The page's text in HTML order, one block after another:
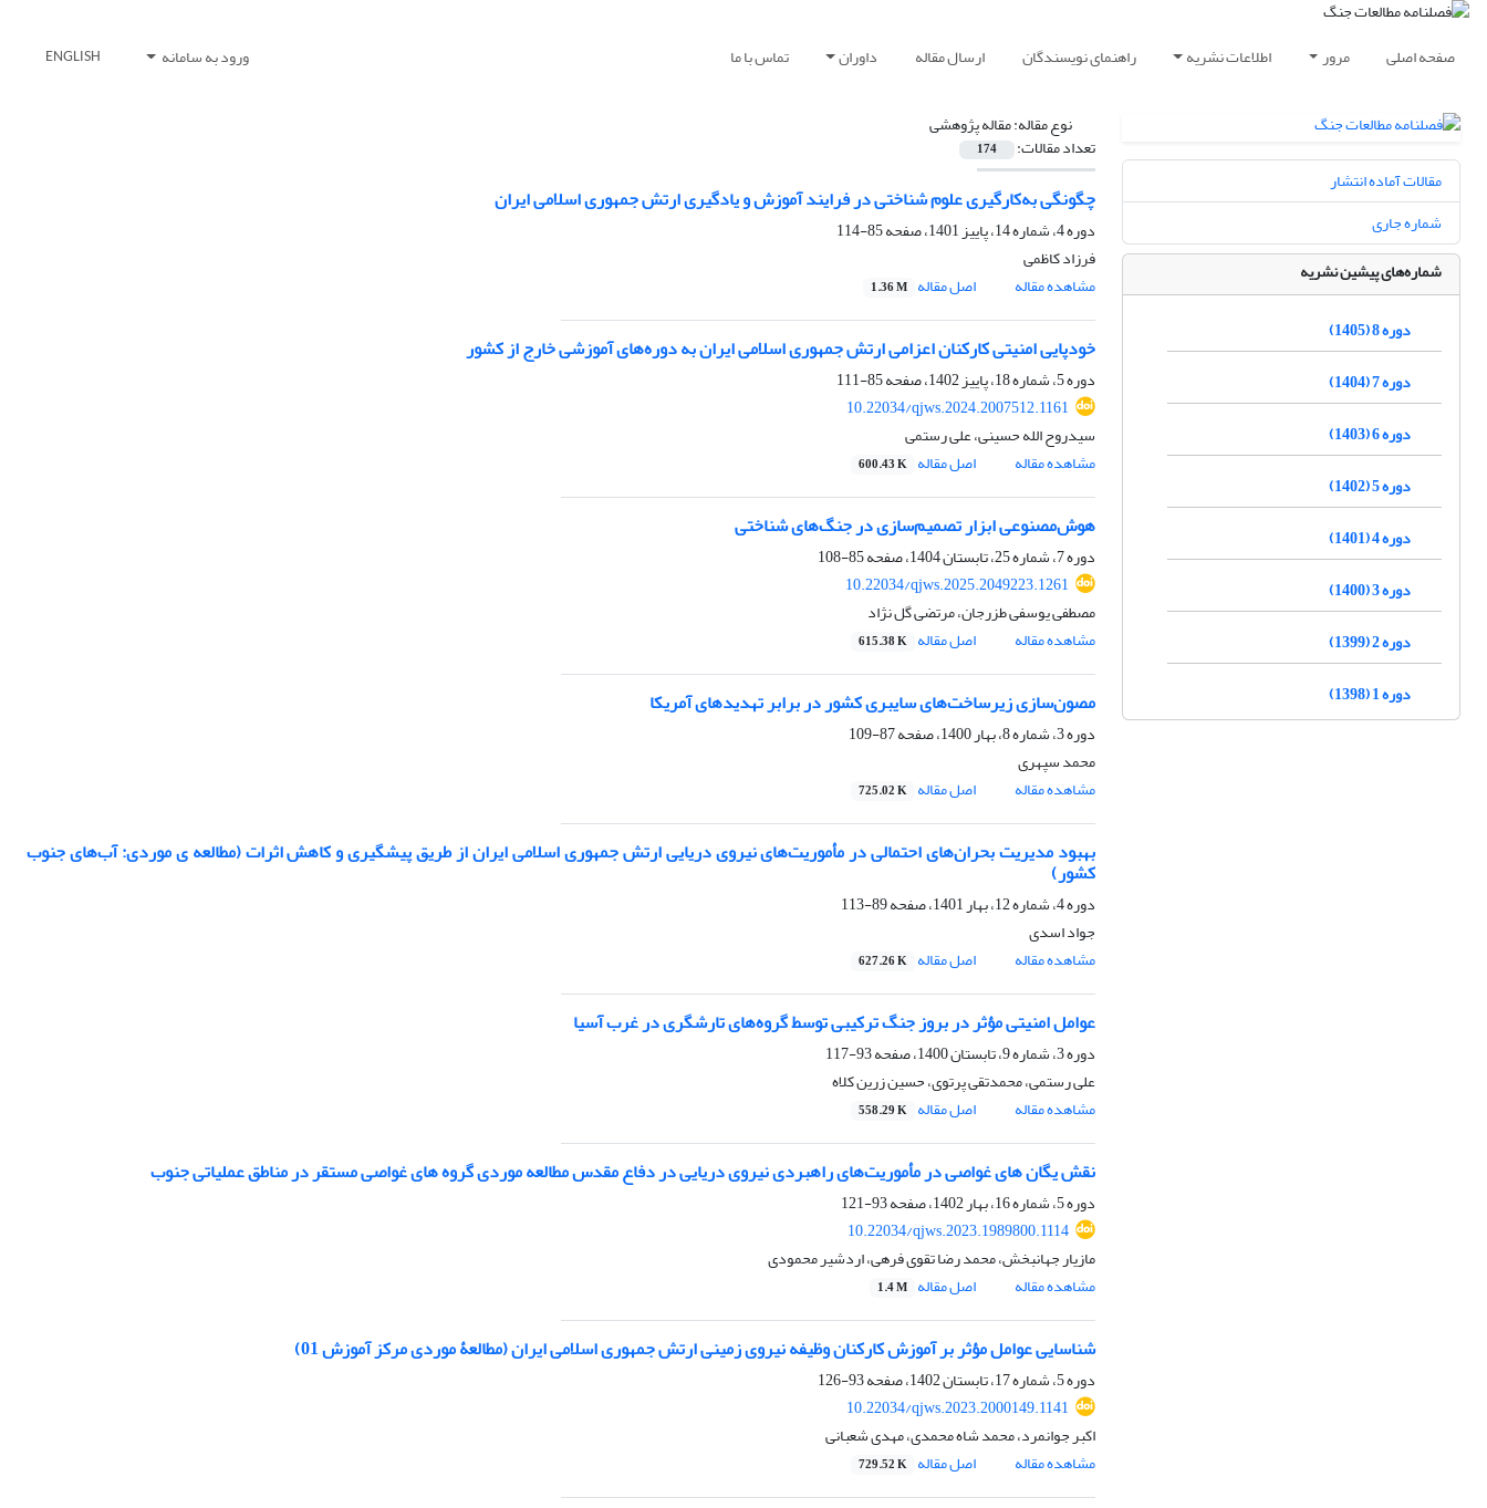
صفحه اصلی مرور اطلاعات نشریه راهنمای نویسندگان ارسال مقاله داوران تماس با ما ورود به سامانه ENGLISH
نوع مقاله:مقاله پژوهشی
تعداد مقالات: 174
چگونگی به‌کارگیری علوم شناختی در فرایند آموزش و یادگیری ارتش جمهوری اسلامی ایران
دوره 4، شماره 14، پاییز 1401، صفحه
85-114
فرزاد کاظمی
مشاهده مقاله
اصل مقاله 1.36 M
خودپایی امنیتی کارکنان اعزامی ارتش جمهوری اسلامی ایران به دوره‌های آموزشی خارج از کشور
دوره 5، شماره 18، پاییز 1402، صفحه
85-111
10.22034/qjws.2024.2007512.1161
سیدروح الله حسینی، علی رستمی
مشاهده مقاله
اصل مقاله 600.43 K
هوش‌مصنوعی ابزار تصمیم‌سازی در جنگ‌های شناختی
دوره 7، شماره 25، تابستان 1404، صفحه
85-108
10.22034/qjws.2025.2049223.1261
مصطفی یوسفی طزرجان، مرتضی گل نژاد
مشاهده مقاله
اصل مقاله 615.38 K
مصون‌سازی زیرساخت‌های سایبری کشور در برابر تهدیدهای آمریکا
دوره 3، شماره 8، بهار 1400، صفحه
87-109
محمد سپهری
مشاهده مقاله
اصل مقاله 725.02 K
بهبود مدیریت بحران‌های احتمالی در مأموریت‌های نیروی دریایی ارتش جمهوری اسلامی ایران از طریق پیشگیری و کاهش اثرات (مطالعه ی موردی: آب‌های جنوب
کشور)
دوره 4، شماره 12، بهار 1401، صفحه
89-113
جواد اسدی
مشاهده مقاله
اصل مقاله 627.26 K
عوامل امنیتی مؤثر در بروز جنگ ترکیبی توسط گروه‌های تارشگری در غرب آسیا
دوره 3، شماره 9، تابستان 1400، صفحه
93-117
علی رستمی، محمدتقی پرتوی، حسین زرین کلاه
مشاهده مقاله
اصل مقاله 558.29 K
نقش یگان‏ های غواصی در مأموریت‌های راهبردی نیروی دریایی در دفاع مقدس مطالعه موردی گروه های غواصی مستقر در مناطق عملیاتی جنوب
دوره 5، شماره 16، بهار 1402، صفحه
93-121
10.22034/qjws.2023.1989800.1114
مازیار جهانبخش، محمد رضا تقوی فرهی، اردشیر محمودی
مشاهده مقاله
اصل مقاله 1.4 M
شناسایی‌ عوامل‌ مؤثر بر آموزش کارکنان وظیفه نیروی زمینی ارتش جمهوری اسلامی ایران (مطالعۀ موردی مرکز آموزش 01)
دوره 5، شماره 17، تابستان 1402، صفحه
93-126
10.22034/qjws.2023.2000149.1141
اکبر جوانمرد، محمد شاه محمدی، مهدی شعبانی
مشاهده مقاله
اصل مقاله 729.52 K
مقالات آماده انتشار
شماره جاری
شماره‌های پیشین نشریه
دوره 8 (1405)
دوره 7 (1404)
دوره 6 (1403)
دوره 5 (1402)
دوره 4 (1401)
دوره 3 (1400)
دوره 2 (1399)
دوره 1 (1398)